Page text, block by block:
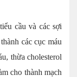
cầu và các sợi
các cục máu
thừa cholesterol
cho thành mạch